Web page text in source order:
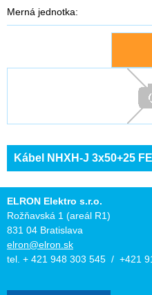
Merná jednotka:
Kábel NHXH-J 3x50+25
ELRON Elektro s.r.o.
Rožňavská 1 (areál R1)
831 04 Bratislava
elron@elron.sk
tel. + 421 948 303 545 / +421